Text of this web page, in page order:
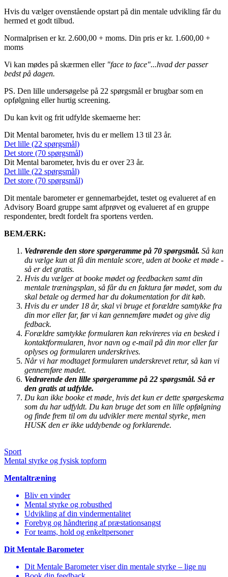
Hvis du vælger ovenstående opstart på din mentale udvikling får du
hermed et godt tilbud.
Normalprisen er kr. 2.600,00 + moms. Din pris er kr. 1.600,00 +
moms
Vi kan mødes på skærmen eller "face to face"...hvad der passer
bedst på dagen.
PS. Den lille undersøgelse på 22 spørgsmål er brugbar som en
opfølgning eller hurtig screening.
Du kan kvit og frit udfylde skemaerne her:
Dit Mental barometer, hvis du er mellem 13 til 23 år.
Det lille (22 spørgsmål)
Det store (70 spørgsmål)
Dit Mental barometer, hvis du er over 23 år.
Det lille (22 spørgsmål)
Det store (70 spørgsmål)
Dit mentale barometer er gennemarbejdet, testet og evalueret af en
Advisory Board gruppe samt afprøvet og evalueret af en gruppe
respondenter, bredt fordelt fra sportens verden.
BEMÆRK:
Vedrørende den store spørgeramme på 70 spørgsmål. Så kan
du vælge kun at få din mentale score, uden at booke et møde -
så er det gratis.
Hvis du vælger at booke mødet og feedbacken samt din
mentale træningsplan, så får du en faktura før mødet, som du
skal betale og dermed har du dokumentation for dit køb.
Hvis du er under 18 år, skal vi bruge et forældre samtykke fra
din mor eller far, før vi kan gennemføre mødet og give dig
fedback.
Forældre samtykke formularen kan rekvireres via en besked i
kontaktformularen, hvor navn og e-mail på din mor eller far
oplyses og formularen underskrives.
Når vi har modtaget formularen underskrevet retur, så kan vi
gennemføre mødet.
Vedrørende den lille spørgeramme på 22 spørgsmål. Så er
den gratis at udfylde.
Du kan ikke booke et møde, hvis det kun er dette spørgeskema
som du har udfyldt. Du kan bruge det som en lille opfølgning
og finde frem til om du udvikler mere mental styrke, men
HUSK den er ikke uddybende og forklarende.
Sport
Mental styrke og fysisk topform
Mentaltræning
Bliv en vinder
Mental styrke og robusthed
Udvikling af din vindermentalitet
Forebyg og håndtering af præstationsangst
For teams, hold og enkeltpersoner
Dit Mentale Barometer
Dit Mentale Barometer viser din mentale styrke – lige nu